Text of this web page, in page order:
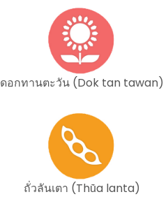
ดอกทานตะวัน (Dok tan tawan)
ถั่วลันเตา (Thū̀a lanta)